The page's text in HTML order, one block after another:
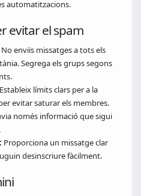
automatitzacions.
evitar el spam
No enviïs missatges a tots els
Segrega els grups segons
Estableix límits clars per a la
evitar saturar els membres.
només informació que sigui
Proporciona un missatge clar
desinscriure fàcilment.